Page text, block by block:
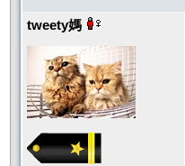
tweety媽